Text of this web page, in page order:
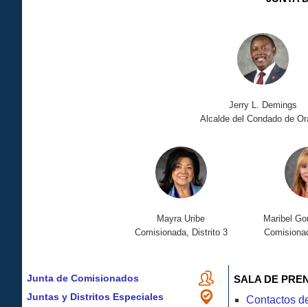
Jerry L. Demings
Alcalde del Condado de
Mayra Uribe
Comisionada, Distrito 3
Maribel
Junta de Comisionados
Juntas y Distritos Especiales
SALA DE
Contactos